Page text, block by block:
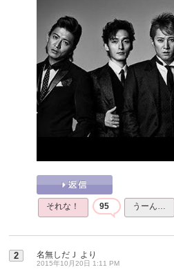
それな！ 95 うーん…
2 名無しだＪ より
2015年10月20日 1:11 PM